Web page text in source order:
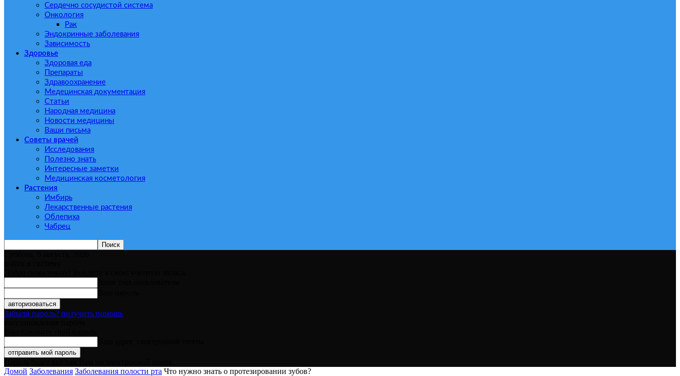
Сердечно сосудистой система
Онкология
Рак
Эндокринные заболевания
Зависимость
Здоровье
Здоровая еда
Препараты
Здравоохранение
Медецинская документация
Статьи
Народная медицина
Новости медицины
Ваши письма
Советы врачей
Исследования
Полезно знать
Интересные заметки
Медицинская косметология
Растения
Имбирь
Лекарственные растения
Облепиха
Чабрец
Забыли пароль? получить помощь
Домой Заболевания Заболевания полости рта Что нужно знать о протезировании зубов?